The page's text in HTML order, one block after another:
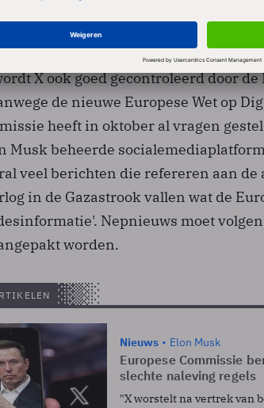
en de bedrijfsresultaten van
termijn schaden."
X ook goed gecontroleerd door de
de nieuwe Europese Wet op
heeft in oktober al vragen
Musk beheerde
veel berichten die refereren aan de
in de Gazastrook vallen wat de
Nepnieuws moet
worden.
Nieuws Elon Musk
Europese Commissie
slechte naleving regels
"X worstelt na vertrek van